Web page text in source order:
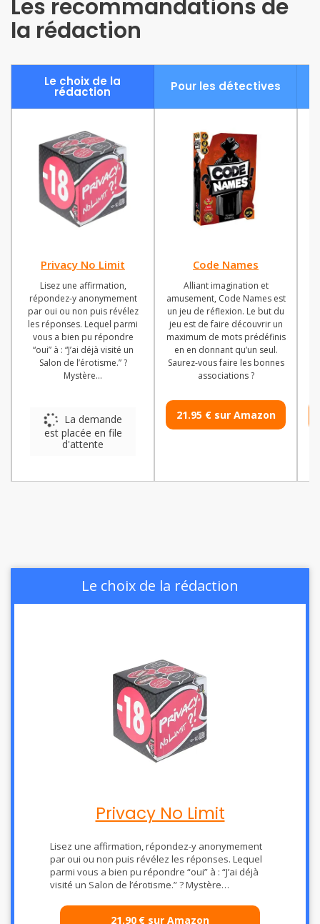
Les recommandations de
la rédaction
Le choix de la
rédaction Pour les détectives
Privacy No Limit Code Names
Lisez une affirmation,
répondez-y anonymement
par oui ou non puis révélez
les réponses. Lequel parmi
vous a bien pu répondre
“oui” à : “J’ai déjà visité un
Salon de l’érotisme.” ?
Mystère...
Alliant imagination et
amusement, Code Names est
un jeu de réflexion. Le but du
jeu est de faire découvrir un
maximum de mots prédéfinis
en en donnant qu’un seul.
Saurez-vous faire les bonnes
associations ?
21.90 € sur Amazon 21.95 € sur Amazon
Lisez une affirmation, répondez-y anonymement
parmi vous a bien pu répondre “oui” à : “J’ai déjà
visité un Salon de l’érotisme.” ? Mystère…